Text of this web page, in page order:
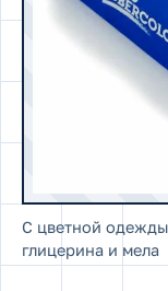
С цветной
глицерина и мела